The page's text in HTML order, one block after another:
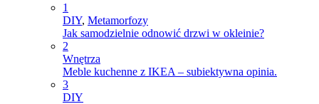
1
DIY, Metamorfozy
Jak samodzielnie odnowić drzwi w okleinie?
2
Wnętrza
Meble kuchenne z IKEA – subiektywna opinia.
3
DIY